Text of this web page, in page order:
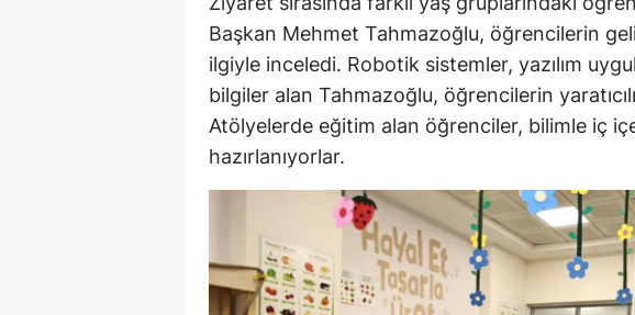
Malatya
Manisa
Kahramanmaraş
Muğla
Muş
Nevşehir
Başkan Mehmet Tahmazoğlu, öğrencilerin
ilgiyle inceledi. Robotik sistemler, yazılım
bilgiler alan Tahmazoğlu, öğrencilerin
Atölyelerde eğitim alan öğrenciler, bilimle iç
hazırlanıyorlar.